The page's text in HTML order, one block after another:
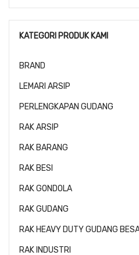
KATEGORI PRODUK KAMI
BRAND
LEMARI ARSIP
PERLENGKAPAN GUDANG
RAK ARSIP
RAK BARANG
RAK BESI
RAK GONDOLA
RAK GUDANG
RAK HEAVY DUTY GUDANG
RAK INDUSTRI